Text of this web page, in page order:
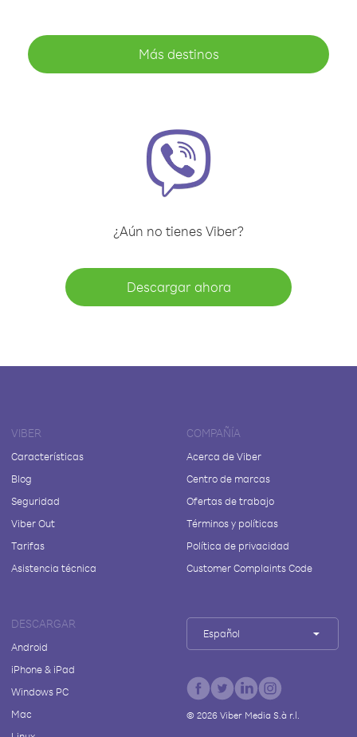
Más destinos
¿Aún no tienes Viber?
Descargar ahora
VIBER
Características
Blog
Seguridad
Viber Out
Tarifas
Asistencia técnica
COMPAÑÍA
Acerca de Viber
Centro de marcas
Ofertas de trabajo
Términos y políticas
Política de privacidad
Customer Complaints Code
DESCARGAR
Android
iPhone & iPad
Windows PC
Mac
Español
© 2026Viber Media S.à r.l.